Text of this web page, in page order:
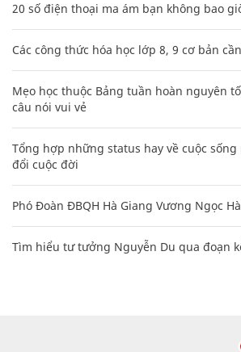
20 số điện thoại ma ám bạn không bao
Các công thức hóa học lớp 8, 9 cơ bản
Mẹo học thuộc Bảng tuần hoàn nguyên
câu nói vui vẻ
Tổng hợp những status hay về cuộc
đổi cuộc đời
Phó Đoàn ĐBQH Hà Giang Vương Ngọc
Tìm hiểu tư tưởng Nguyễn Du qua đoạn